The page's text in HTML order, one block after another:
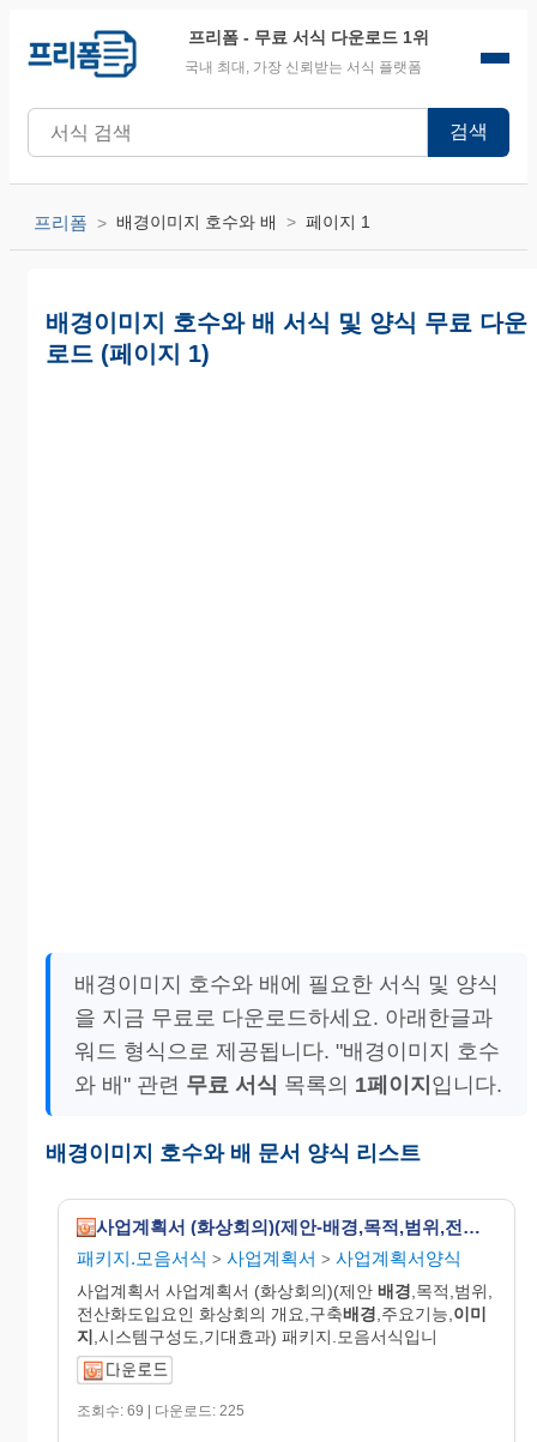
프리폼 - 무료 서식 다운로드 1위
국내 최대, 가장 신뢰받는 서식 플랫폼
검색
프리폼 배경이미지 호수와 배 페이지 1
배경이미지 호수와 배 서식 및 양식 무료 다운
로드 (페이지 1)
배경이미지 호수와 배에 필요한 서식 및 양식
을 지금 무료로 다운로드하세요. 아래한글과
워드 형식으로 제공됩니다. "배경이미지 호수
와 배" 관련 무료 서식 목록의 1페이지 입니다.
배경이미지 호수와 배 문서 양식 리스트
사업계획서 (화상회의)(제안-배경,목적,범위,전산화도입요인 화상회의-개요,구축배경,주요기능,이미지,시스템구성도,기대효과)
패키지.모음서식 > 사업계획서 > 사업계획서양식
사업계획서 사업계획서 (화상회의)(제안 배경 ,목적,범위,
전산화도입요인 화상회의 개요,구축배경 ,주요기능, 이미
지 ,시스템구성도,기대효과) 패키지.모음서식입니
조회수: 69 | 다운로드: 225